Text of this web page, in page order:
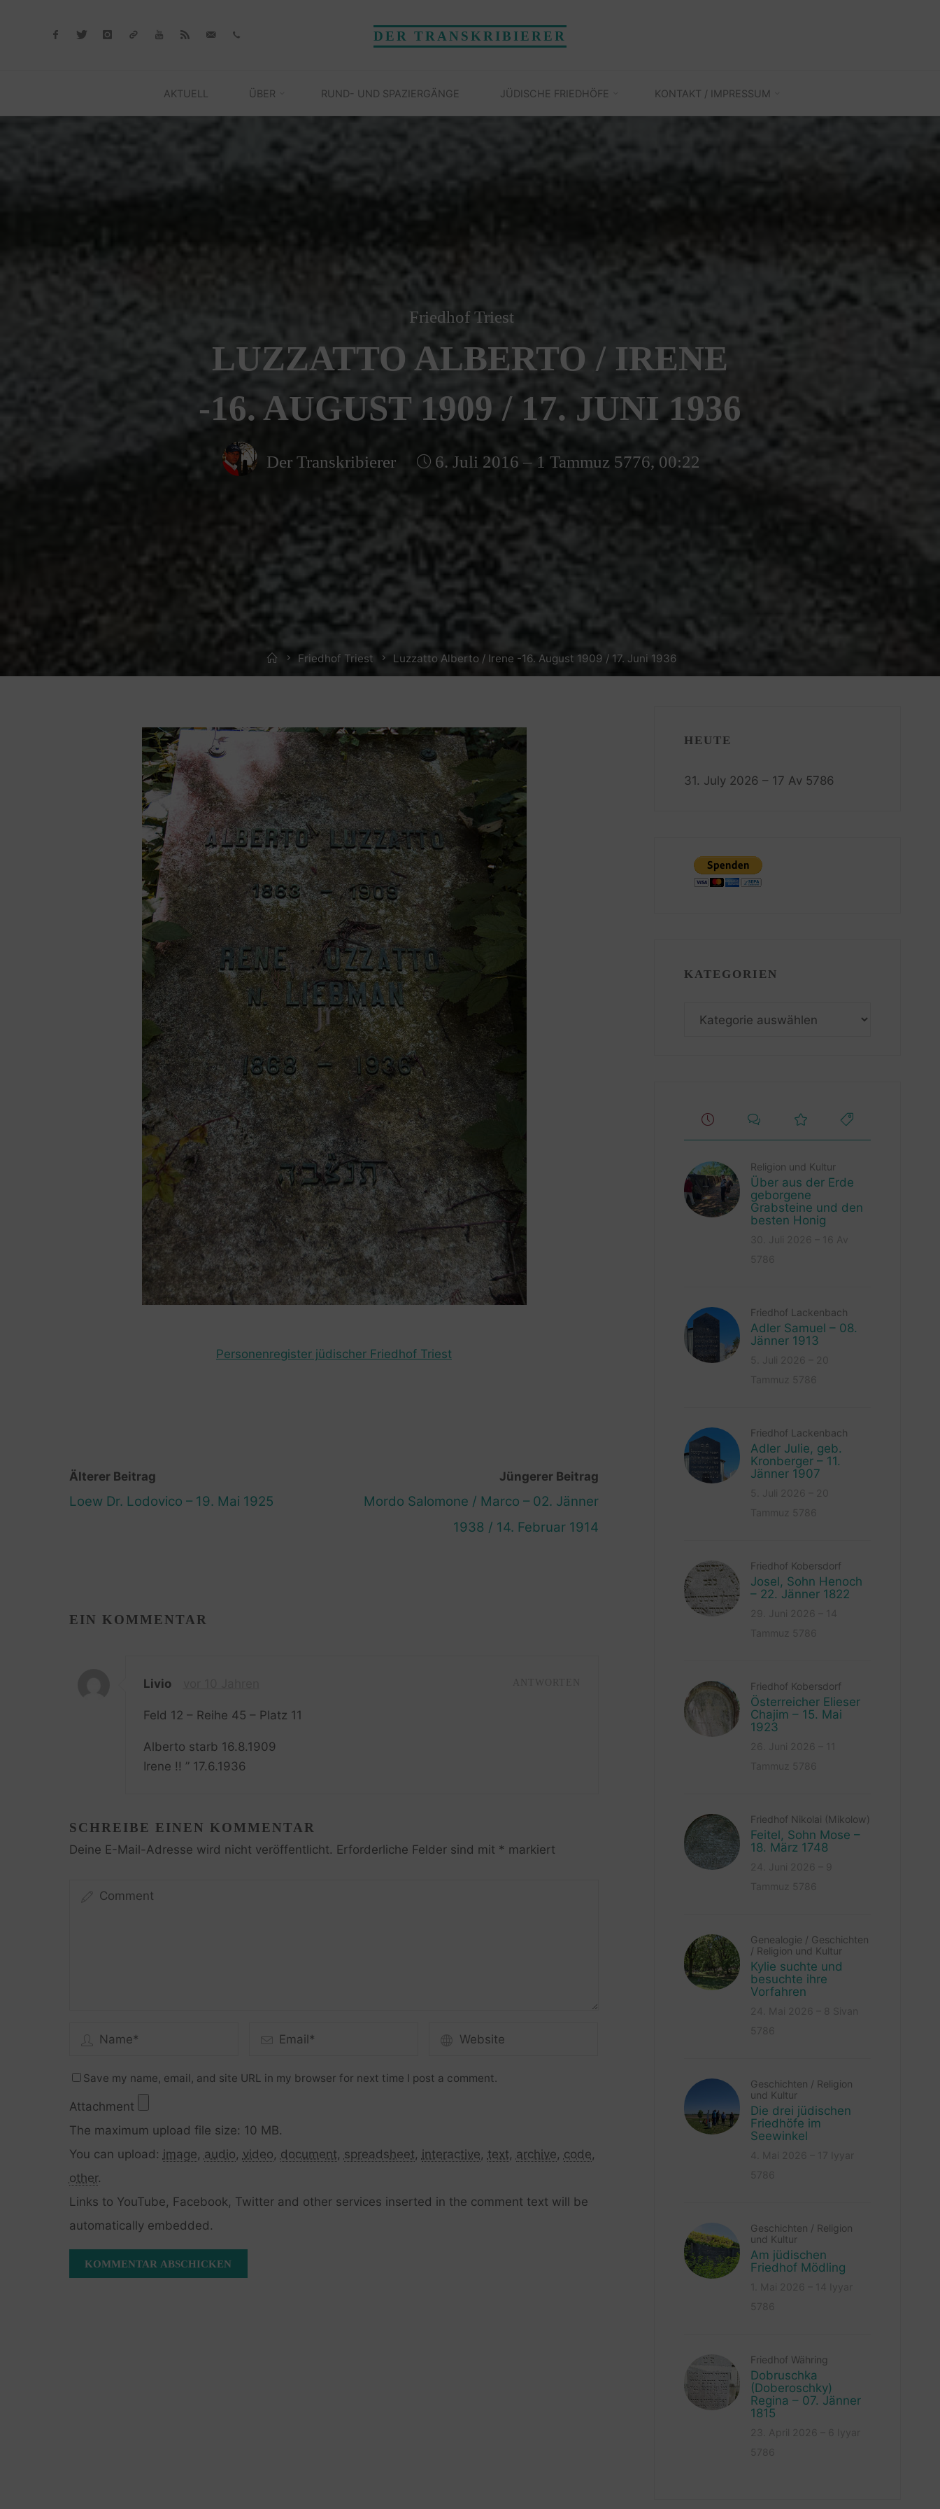
DER TRANSKRIBIERER
AKTUELL ÜBER RUND- UND SPAZIERGÄNGE JÜDISCHE FRIEDHÖFE KONTAKT / IMPRESSUM
Friedhof Triest
LUZZATTO ALBERTO / IRENE
-16. AUGUST 1909 / 17. JUNI 1936
Der Transkribierer 6. Juli 2016 – 1 Tammuz 5776, 00:22
HomeFriedhof Triest Luzzatto Alberto / Irene -16. August 1909 / 17. Juni 1936
Personenregister jüdischer Friedhof Triest
Älterer Beitrag
Loew Dr. Lodovico – 19. Mai 1925
Jüngerer Beitrag
Mordo Salomone / Marco – 02. Jänner
1938 / 14. Februar 1914
EIN KOMMENTAR
Livio
Feld 12 – Reihe 45 – Platz 11
Alberto starb 16.8.1909
Irene !! ” 17.6.1936
SCHREIBE EINEN KOMMENTAR
Deine E-Mail-Adresse wird nicht veröffentlicht. Erforderliche Felder sind mit * markiert
Save my name, email, and site URL in my browser for next time I post a comment.
Attachment
The maximum upload file size: 10 MB.
You can upload: image, audio, video, document, spreadsheet, interactive, text, archive, code,
other.
Links to YouTube, Facebook, Twitter and other services inserted in the comment text will be
automatically embedded.
HEUTE
31. July 2026 – 17 Av 5786
KATEGORIEN
Religion und Kultur
Über aus der Erde
geborgene
Grabsteine und den
besten Honig
Friedhof Lackenbach
Adler Samuel – 08.
Jänner 1913
Friedhof Lackenbach
Adler Julie, geb.
Kronberger – 11.
Jänner 1907
Friedhof Kobersdorf
Josel, Sohn Henoch
– 22. Jänner 1822
Friedhof Kobersdorf
Österreicher Elieser
Chajim – 15. Mai
1923
Friedhof Nikolai (Mikolow)
Feitel, Sohn Mose –
18. März 1748
Genealogie / Geschichten
/ Religion und Kultur
Kylie suchte und
besuchte ihre
Vorfahren
Geschichten / Religion
und Kultur
Die drei jüdischen
Friedhöfe im
Seewinkel
Geschichten / Religion
und Kultur
Am jüdischen
Friedhof Mödling
Friedhof Währing
Dobruschka
(Doberoschky)
Regina – 07. Jänner
1815